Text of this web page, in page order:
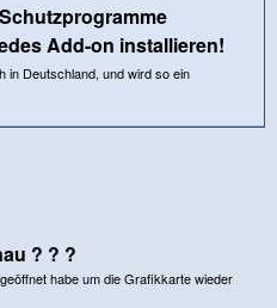
Add-on installieren!
in Deutschland, und wird so ein
? ? ?
habe um die Grafikkarte wieder